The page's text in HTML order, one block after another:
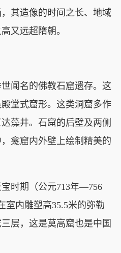
其造像的时间之长、地域
又远超隋朝。
名的佛教石窟遗存。这
堂式窟形。这类洞窟多作
藻井。石窟的后壁及两侧
龛窟内外壁上绘制精美的
时期（公元713年—756
室内雕塑高35.5米的弥勒
层，这是莫高窟也是中国